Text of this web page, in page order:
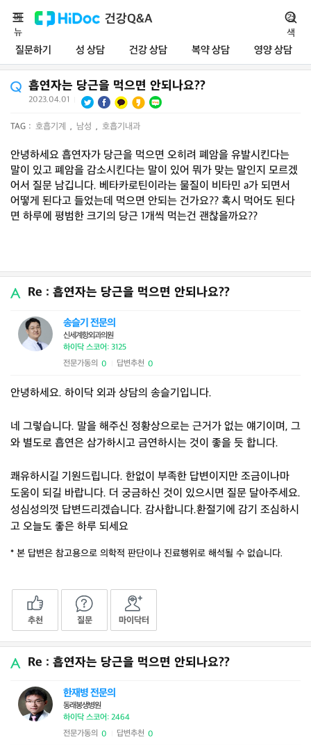
건강Q&A
질문하기 성 상담 건강 상담 복약 상담 영양 상담
메
뉴
검
색
흡연자는 당근을 먹으면 안되나요??
2023.04.01
TAG : 호흡기계 , 남성 , 호흡기내과
안녕하세요 흡연자가 당근을 먹으면 오히려 폐암을 유발시킨다는
말이 있고 폐암을 감소시킨다는 말이 있어 뭐가 맞는 말인지 모르겠
어서 질문 남깁니다. 베타카로틴이라는 물질이 비타민 a가 되면서
어떻게 된다고 들었는데 먹으면 안되는 건가요?? 혹시 먹어도 된다
면 하루에 평범한 크기의 당근 1개씩 먹는건 괜찮을까요??
Re : 흡연자는 당근을 먹으면 안되나요??
송슬기 전문의
신세계항외과의원
하이닥 스코어: 3125
전문가동의 0 답변추천 0
안녕하세요. 하이닥 외과 상담의 송슬기입니다.
네 그렇습니다. 말을 해주신 정황상으로는 근거가 없는 얘기이며, 그
와 별도로 흡연은 삼가하시고 금연하시는 것이 좋을 듯 합니다.
쾌유하시길 기원드립니다. 한없이 부족한 답변이지만 조금이나마
도움이 되길 바랍니다. 더 궁금하신 것이 있으시면 질문 달아주세요.
성심성의껏 답변드리겠습니다. 감사합니다.환절기에 감기 조심하시
고 오늘도 좋은 하루 되세요
* 본 답변은 참고용으로 의학적 판단이나 진료행위로 해석될 수 없습니다.
추천 질문 마이닥터
Re : 흡연자는 당근을 먹으면 안되나요??
한재병 전문의
동래봉생병원
하이닥 스코어: 2464
전문가동의 0 답변추천 0